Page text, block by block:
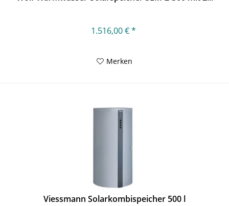
1.516,00 € *
Merken
Viessmann Solarkombispeicher 500 l